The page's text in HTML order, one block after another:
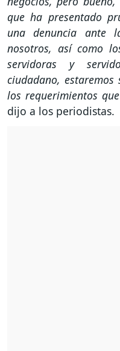
que ha presentado
una denuncia ante
nosotros, así como
servidoras y
ciudadano,
los requerimientos
dijo a los periodistas.